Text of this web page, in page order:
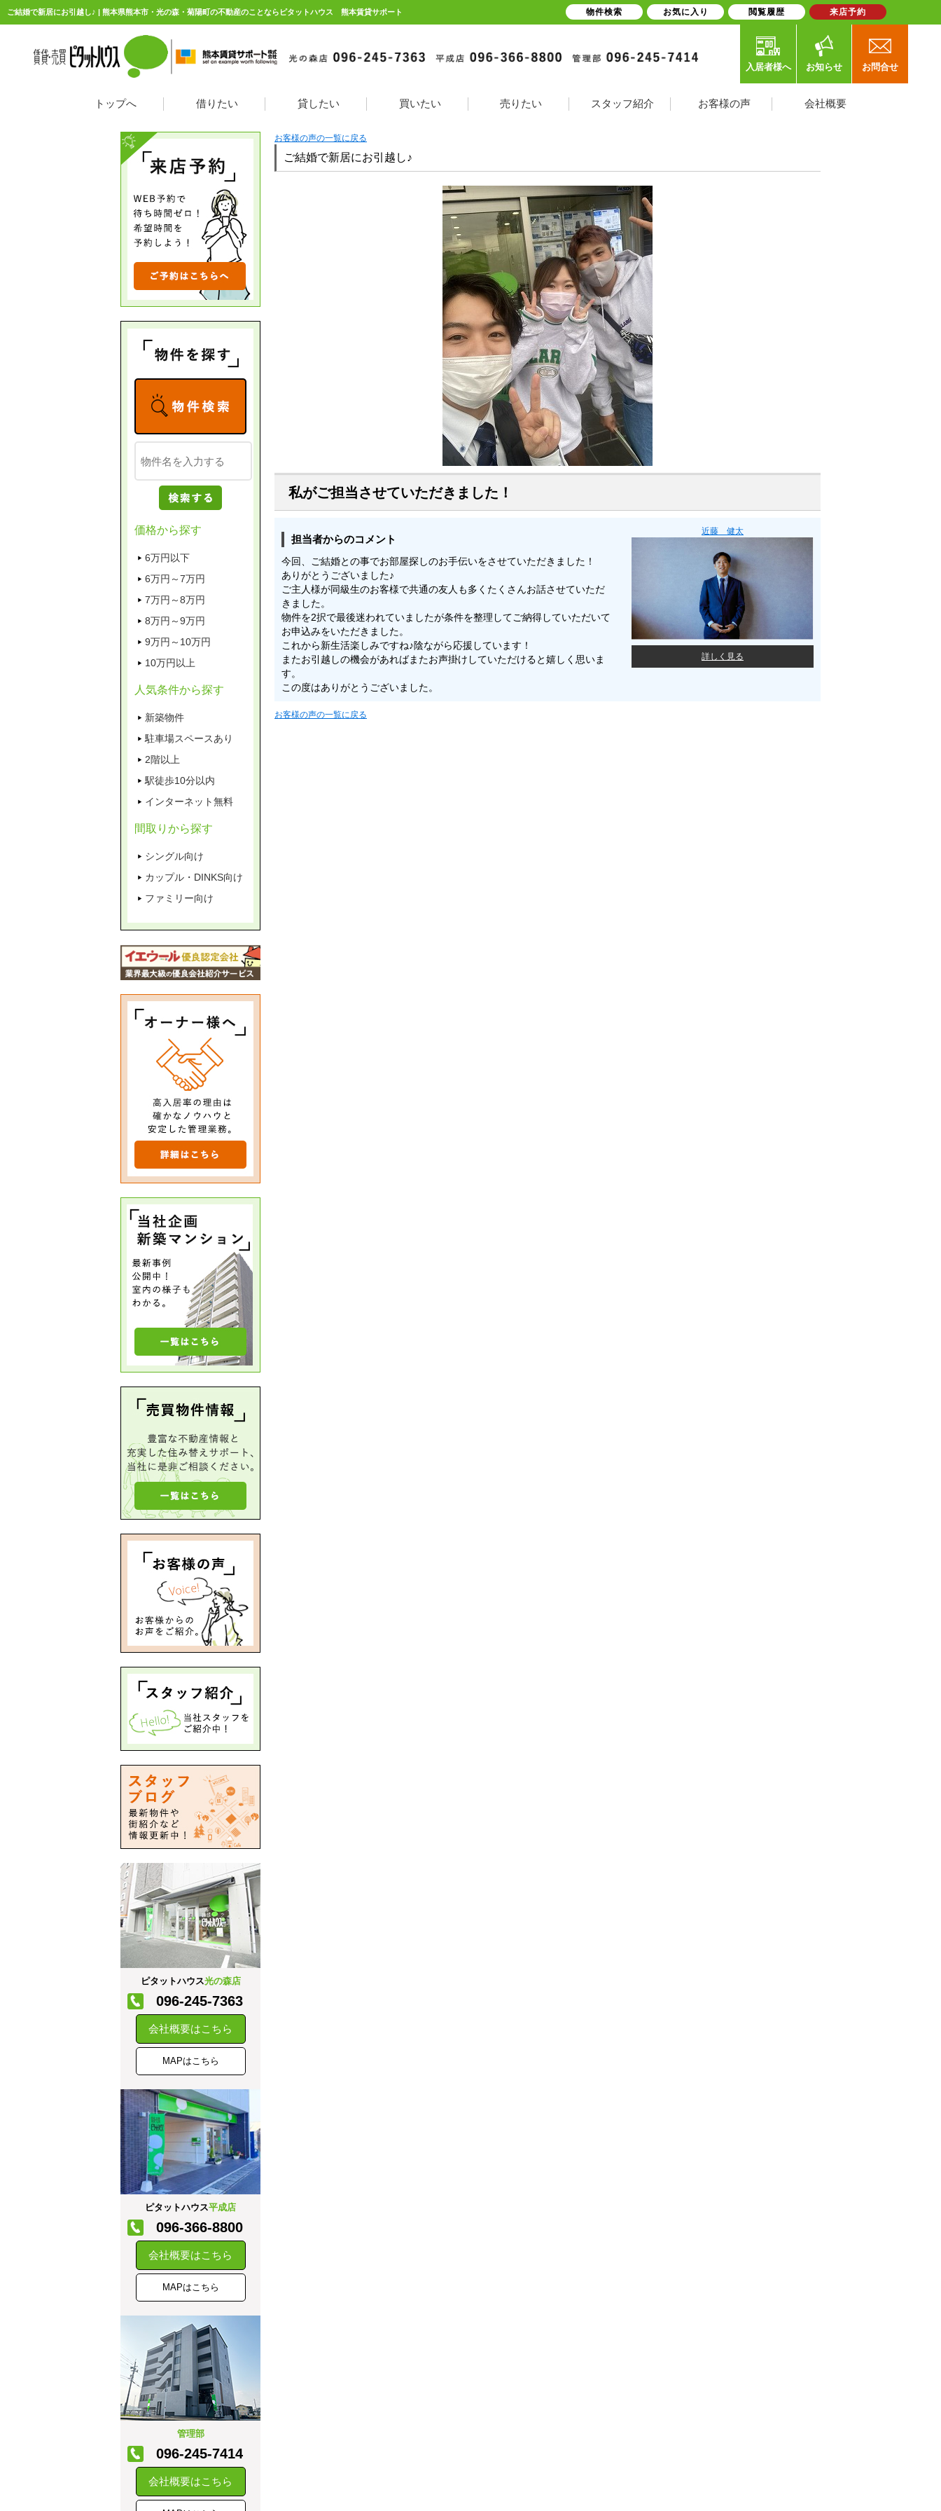
ご結婚で新居にお引越し♪ | 熊本県熊本市・光の森・菊陽町の不動産のことならピタットハウス 熊本賃貸サポート
入居者様へ お知らせ お問合せ
トップへ 借りたい 貸したい 買いたい 売りたい スタッフ紹介 お客様の声 会社概要
お客様の声の一覧に戻る
ご結婚で新居にお引越し♪
私がご担当させていただきました！
担当者からのコメント
今回、ご結婚との事でお部屋探しのお手伝いをさせていただきました！
ありがとうございました♪
ご主人様が同級生のお客様で共通の友人も多くたくさんお話させていただ
きました。
物件を2択で最後迷われていましたが条件を整理してご納得していただいて
お申込みをいただきました。
これから新生活楽しみですね♪陰ながら応援しています！
またお引越しの機会があればまたお声掛けしていただけると嬉しく思いま
す。
この度はありがとうございました。
近藤 健太
詳しく見る
お客様の声の一覧に戻る
価格から探す
6万円以下
6万円～7万円
7万円～8万円
8万円～9万円
9万円～10万円
10万円以上
人気条件から探す
新築物件
駐車場スペースあり
2階以上
駅徒歩10分以内
インターネット無料
間取りから探す
シングル向け
カップル・DINKS向け
ファミリー向け
ピタットハウス光の森店
096-245-7363
会社概要はこちら
MAPはこちら
ピタットハウス平成店
096-366-8800
会社概要はこちら
MAPはこちら
管理部
096-245-7414
会社概要はこちら
物件検索 お気に入り 閲覧履歴 来店予約